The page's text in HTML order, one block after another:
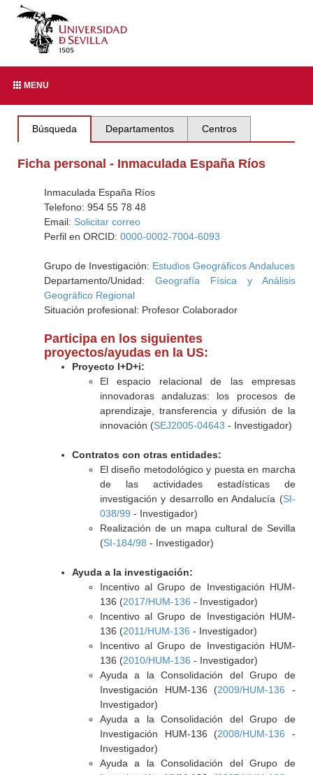
MENU
Búsqueda Departamentos Centros
Ficha personal - Inmaculada España Ríos
Inmaculada España Ríos
Telefono: 954 55 78 48
Email: Solicitar correo
Perfil en ORCID: 0000-0002-7004-6093
Grupo de Investigación: Estudios Geográficos Andaluces
Departamento/Unidad: Geografía Física y Análisis
Geográfico Regional
Situación profesional: Profesor Colaborador
Participa en los siguientes
proyectos/ayudas en la US:
Proyecto I+D+i:
El espacio relacional de las empresas
innovadoras andaluzas: los procesos de
aprendizaje, transferencia y difusión de la
innovación (SEJ2005-04643 - Investigador)
Contratos con otras entidades:
El diseño metodológico y puesta en marcha
de las actividades estadísticas de
investigación y desarrollo en Andalucía (SI-
038/99 - Investigador)
Realización de un mapa cultural de Sevilla
(SI-184/98 - Investigador)
Ayuda a la investigación:
Incentivo al Grupo de Investigación HUM-
136 (2017/HUM-136 - Investigador)
Incentivo al Grupo de Investigación HUM-
136 (2011/HUM-136 - Investigador)
Incentivo al Grupo de Investigación HUM-
136 (2010/HUM-136 - Investigador)
Ayuda a la Consolidación del Grupo de
Investigación HUM-136 (2009/HUM-136 -
Investigador)
Ayuda a la Consolidación del Grupo de
Investigación HUM-136 (2008/HUM-136 -
Investigador)
Ayuda a la Consolidación del Grupo de